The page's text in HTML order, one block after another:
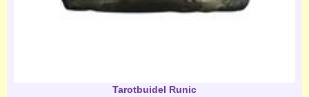
Tarotbuidel Runic